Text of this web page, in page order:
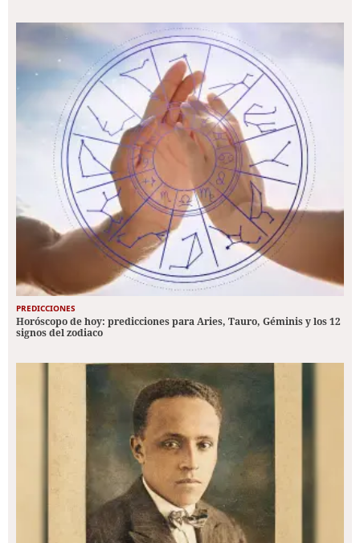
PREDICCIONES
Horóscopo de hoy: predicciones para Aries, Tauro, Géminis y los 12
signos del zodiaco